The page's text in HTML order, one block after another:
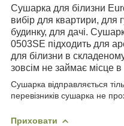
Сушарка для білизни
вибір для квартири, для
будинку, для дачі.
0503SE підходить для
для білизни в
зовсім не займає місце в
Сушарка відправляється
перевізників сушарка не
Приховати